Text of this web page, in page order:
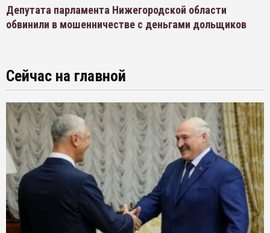
Депутата парламента Нижегородской области
обвинили в мошенничестве с деньгами дольщиков
Сейчас на главной